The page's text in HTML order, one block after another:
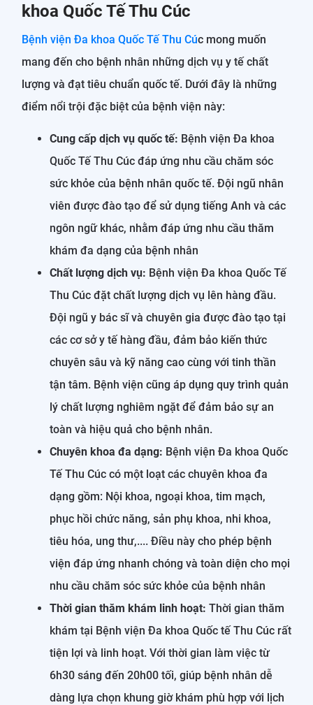
khoa Quốc Tế Thu Cúc
Bệnh viện Đa khoa Quốc Tế Thu Cúc mong muốn
mang đến cho bệnh nhân những dịch vụ y tế chất
lượng và đạt tiêu chuẩn quốc tế. Dưới đây là những
điểm nổi trội đặc biệt của bệnh viện này:
Cung cấp dịch vụ quốc tế: Bệnh viện Đa khoa
Quốc Tế Thu Cúc đáp ứng nhu cầu chăm sóc
sức khỏe của bệnh nhân quốc tế. Đội ngũ nhân
viên được đào tạo để sử dụng tiếng Anh và các
ngôn ngữ khác, nhằm đáp ứng nhu cầu thăm
khám đa dạng của bệnh nhân
Chất lượng dịch vụ: Bệnh viện Đa khoa Quốc Tế
Thu Cúc đặt chất lượng dịch vụ lên hàng đầu.
Đội ngũ y bác sĩ và chuyên gia được đào tạo tại
các cơ sở y tế hàng đầu, đảm bảo kiến thức
chuyên sâu và kỹ năng cao cùng với tinh thần
tận tâm. Bệnh viện cũng áp dụng quy trình quản
lý chất lượng nghiêm ngặt để đảm bảo sự an
toàn và hiệu quả cho bệnh nhân.
Chuyên khoa đa dạng: Bệnh viện Đa khoa Quốc
Tế Thu Cúc có một loạt các chuyên khoa đa
dạng gồm: Nội khoa, ngoại khoa, tim mạch,
phục hồi chức năng, sản phụ khoa, nhi khoa,
tiêu hóa, ung thư,.... Điều này cho phép bệnh
viện đáp ứng nhanh chóng và toàn diện cho mọi
nhu cầu chăm sóc sức khỏe của bệnh nhân
Thời gian thăm khám linh hoạt: Thời gian thăm
khám tại Bệnh viện Đa khoa Quốc tế Thu Cúc rất
tiện lợi và linh hoạt. Với thời gian làm việc từ
6h30 sáng đến 20h00 tối, giúp bệnh nhân dễ
dàng lựa chọn khung giờ khám phù hợp với lịch